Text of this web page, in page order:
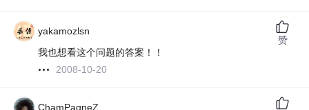
yakamozlsn
我也想看这个问题的答案！！
2008-10-20
赞
ChamPagneZ